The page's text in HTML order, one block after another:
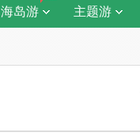
海岛游 主题游